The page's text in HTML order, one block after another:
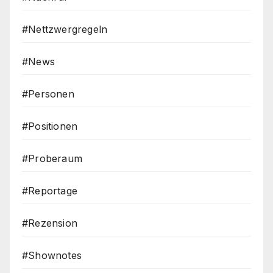
#Nettzwergregeln
#News
#Personen
#Positionen
#Proberaum
#Reportage
#Rezension
#Shownotes